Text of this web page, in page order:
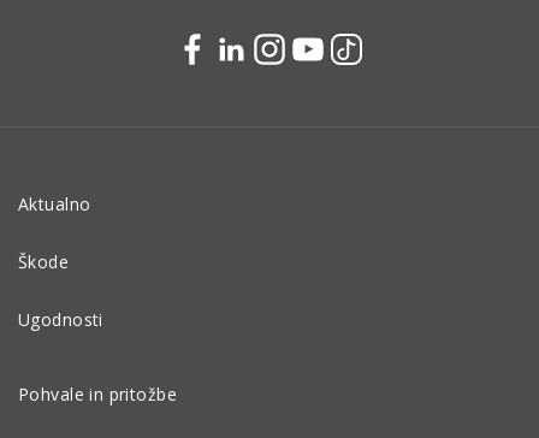
Aktualno
Škode
Ugodnosti
Pohvale in pritožbe